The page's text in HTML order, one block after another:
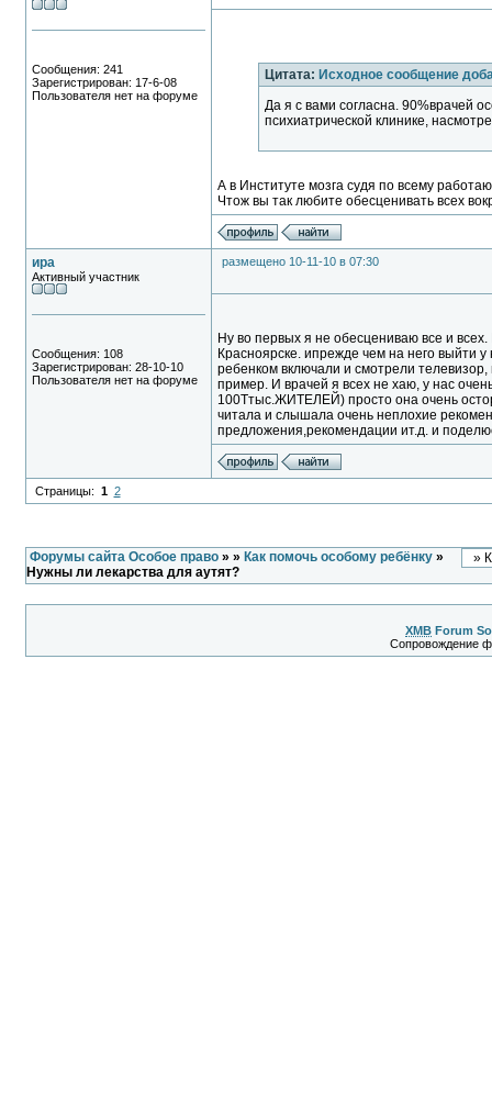
Сообщения: 241
Зарегистрирован: 17-6-08
Пользователя нет на форуме
Цитата: Исходное сообщение
Да я с вами согласна. 90%врачей
психиатрической клинике,
А в Институте мозга судя по всему
Чтож вы так любите обесценивать всех
ира
Активный участник
Сообщения: 108
Зарегистрирован: 28-10-10
Пользователя нет на форуме
размещено 10-11-10 в 07:30
Ну во первых я не обесцениваю все и
Красноярске. ипрежде чем на него выйти
ребенком включали и смотрели
пример. И врачей я всех не хаю, у нас
100Ттыс.ЖИТЕЛЕЙ) просто она очень
читала и слышала очень неплохие
предложения,рекомендации ит.д. и
Страницы: 1 2
Форумы сайта Особое право» » Как помочь особому ребёнку»
Нужны ли лекарства для аутят?
XMB Forum
Сопровождение